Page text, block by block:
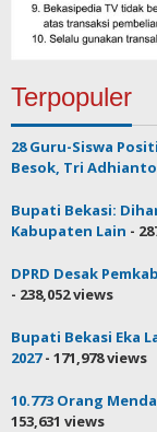
Terpopuler
28 Guru-Siswa
Besok, Tri
Bupati Bekasi:
Kabupaten Lain -
DPRD Desak
- 238,052 views
Bupati Bekasi Eka
2027- 171,978 views
10.773 Orang
153,631 views